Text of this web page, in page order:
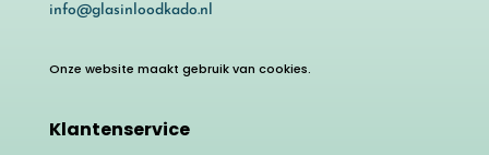
info@glasinloodkado.nl
Onze website maakt gebruik van cookies.
Klantenservice